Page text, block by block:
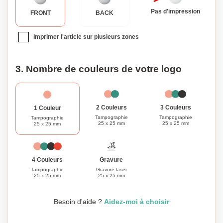
Obtenez le vôtre dès aujourd'hui et profitez du mélange
parfait de fonctionnalité et d'élégance.
FRONT BACK Pas d'impression
Imprimer l'article sur plusieurs zones
3. Nombre de couleurs de votre logo
1 Couleur
Tampographie
25 x 25 mm
2 Couleurs
Tampographie
25 x 25 mm
3 Couleurs
Tampographie
25 x 25 mm
4 Couleurs
Tampographie
25 x 25 mm
Gravure
Gravure laser
25 x 25 mm
Besoin d'aide ? Aidez-moi à choisir